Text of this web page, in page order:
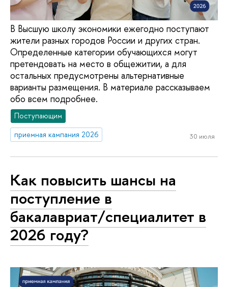
В Высшую школу экономики ежегодно поступают
жители разных городов России и других стран.
Определенные категории обучающихся могут
претендовать на место в общежитии, а для
остальных предусмотрены альтернативные
варианты размещения. В материале рассказываем
обо всем подробнее.
Поступающим
приемная кампания 2026
30 июля
Как повысить шансы на
поступление в
бакалавриат/специалитет в
2026 году?